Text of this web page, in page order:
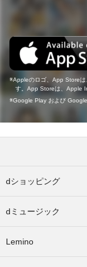
Appleのロゴ、App Store
す。App Storeは、Apple
Google Play および
dショッピング
dミュージック
Lemino